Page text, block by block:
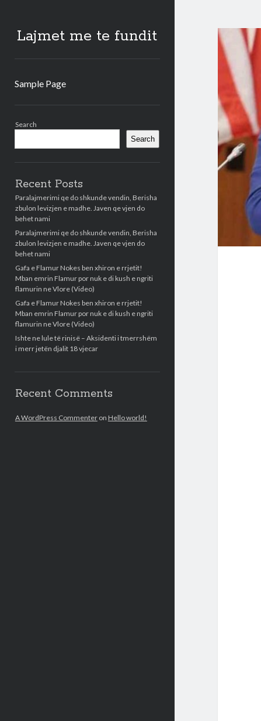
Lajmet me te fundit
Sample Page
Search
Search
Recent Posts
Paralajmerimi qe do shkunde vendin, Berisha
zbulon levizjen e madhe. Javen qe vjen do
behet nami
Paralajmerimi qe do shkunde vendin, Berisha
zbulon levizjen e madhe. Javen qe vjen do
behet nami
Gafa e Flamur Nokes ben xhiron e rrjetit!
Mban emrin Flamur por nuk e di kush e ngriti
flamurin ne Vlore (Video)
Gafa e Flamur Nokes ben xhiron e rrjetit!
Mban emrin Flamur por nuk e di kush e ngriti
flamurin ne Vlore (Video)
Ishte ne lule të rinisë – Aksidenti i tmerrshëm
i merr jetën djalit 18 vjecar
Recent Comments
A WordPress Commenteron Hello world!